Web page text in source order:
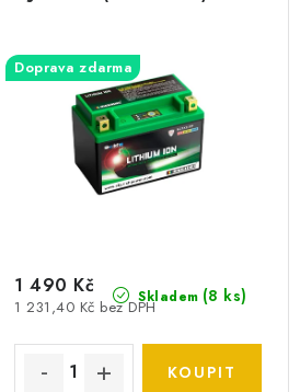
n
í
p
r
u
k
Doprava zdarma
Skladem (8 ks)
1 231,40 Kč bez DPH
1 490 Kč